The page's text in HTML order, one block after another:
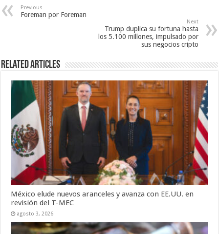
Previous
Foreman por Foreman
Next
Trump duplica su fortuna hasta
los 5.100 millones, impulsado por
sus negocios cripto
Related Articles
México elude nuevos aranceles y avanza con EE.UU. en
revisión del T-MEC
agosto 3, 2026